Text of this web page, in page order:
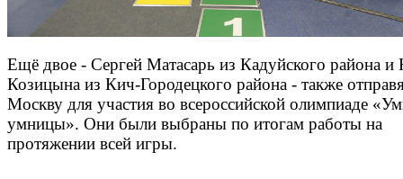
Ещё двое - Сергей Матасарь из Кадуйского района и
Козицына из Кич-Городецкого района - также
Москву для участия во всероссийской олимпиаде
умницы». Они были выбраны по итогам работы на
протяжении всей игры.